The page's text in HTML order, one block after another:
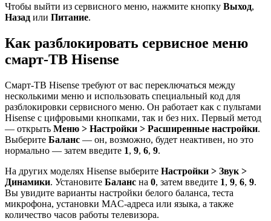
Чтобы выйти из сервисного меню, нажмите кнопку Выход,
Назад или Питание.
Как разблокировать сервисное меню
смарт-ТВ Hisense
Смарт-ТВ Hisense требуют от вас переключаться между
несколькими меню и использовать специальный код для
разблокировки сервисного меню. Он работает как с пультами
Hisense с цифровыми кнопками, так и без них. Первый метод
— открыть Меню > Настройки > Расширенные настройки.
Выберите Баланс — он, возможно, будет неактивен, но это
нормально — затем введите 1, 9, 6, 9.
На других моделях Hisense выберите Настройки > Звук >
Динамики. Установите Баланс на 0, затем введите 1, 9, 6, 9.
Вы увидите варианты настройки белого баланса, теста
микрофона, установки MAC-адреса или языка, а также
количество часов работы телевизора.